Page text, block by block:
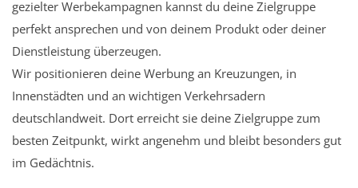
gezielter Werbekampagnen kannst du deine Zielgruppe
perfekt ansprechen und von deinem Produkt oder deiner
Dienstleistung überzeugen.
Wir positionieren deine Werbung an Kreuzungen, in
Innenstädten und an wichtigen Verkehrsadern
deutschlandweit. Dort erreicht sie deine Zielgruppe zum
besten Zeitpunkt, wirkt angenehm und bleibt besonders gut
im Gedächtnis.